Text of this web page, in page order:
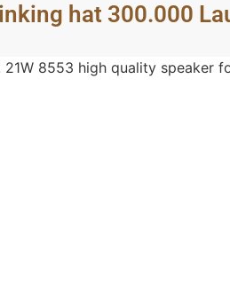
hat 300.000
21W 8553 high quality speaker